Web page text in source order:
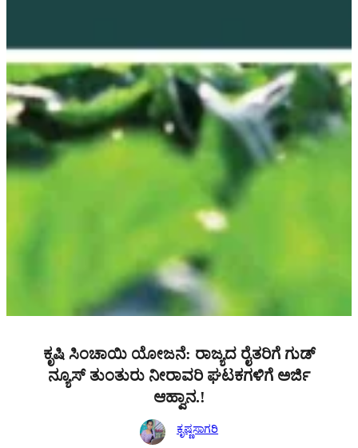
ಕೃಷಿ ಸಿಂಚಾಯಿ ಯೋಜನೆ: ರಾಜ್ಯದ ರೈತರಿಗೆ ಗುಡ್
ನ್ಯೂಸ್ ತುಂತುರು ನೀರಾವರಿ ಘಟಕಗಳಿಗೆ ಅರ್ಜಿ
ಆಹ್ವಾನ.!
ಕೃಷ್ಣಸಾಗರಿ